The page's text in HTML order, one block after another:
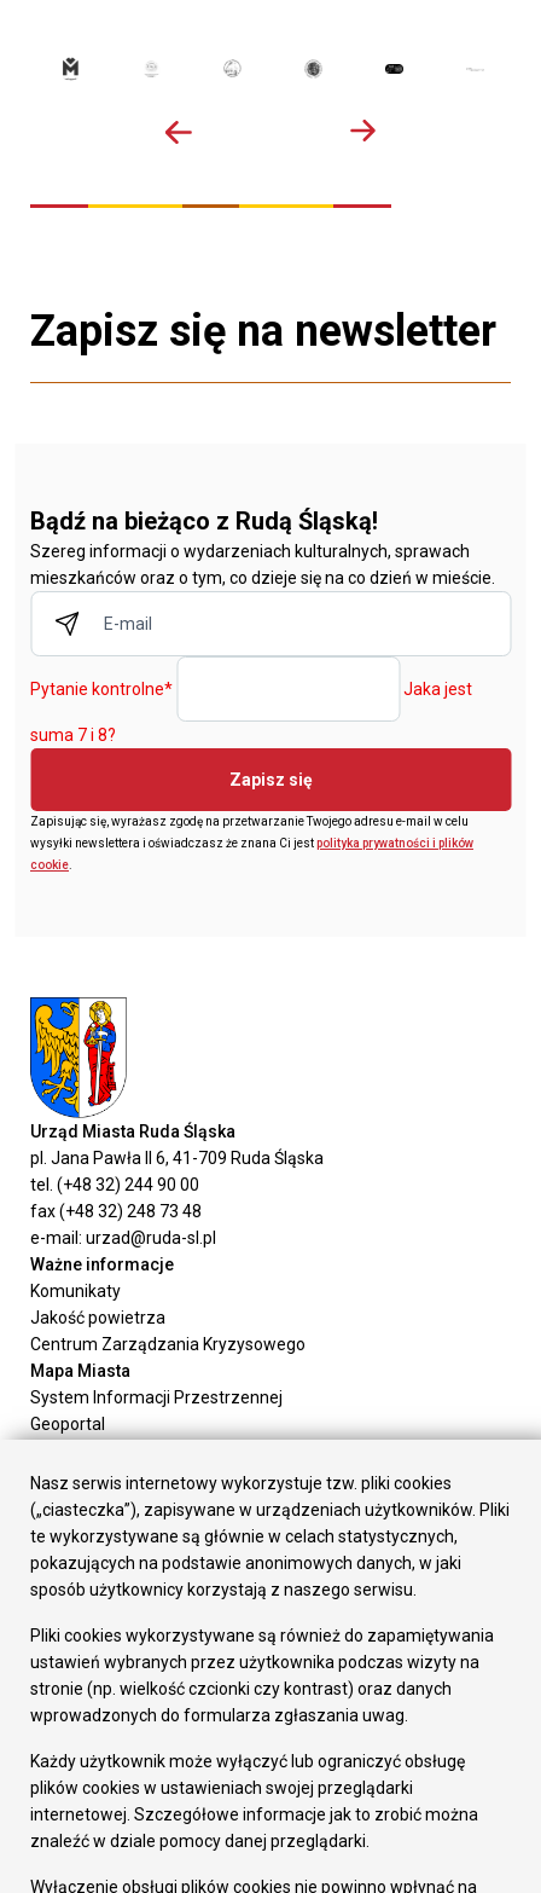
Zapisz się na newsletter
Bądź na bieżąco z Rudą Śląską!
Szereg informacji o wydarzeniach kulturalnych, sprawach
mieszkańców oraz o tym, co dzieje się na co dzień w mieście.
Pytanie kontrolne* Jaka jest
suma 7 i 8?
Zapisz się
Zapisując się, wyrażasz zgodę na przetwarzanie Twojego adresu e-mail w celu
wysyłki newslettera i oświadczasz że znana Ci jestpolityka prywatności i plików
cookie
Urząd Miasta Ruda Śląska
pl. Jana Pawła II 6, 41-709 Ruda Śląska
tel. (+48 32) 244 90 00
fax (+48 32) 248 73 48
e-mail: urzad@ruda-sl.pl
Ważne informacje
Komunikaty
Jakość powietrza
Centrum Zarządzania Kryzysowego
Mapa Miasta
System Informacji Przestrzennej
Geoportal
Załatw sprawę
Prezydent Miasta
Rada Miasta
Wydziały
Elektroniczna Skrzynka Podawcza
Gospodarka
Fundusze europejskie
Środki krajowe
Oferty inwestycyjne
Pozostałe
Deklaracja dostępności
Dane osobowe
Dodaj opinię o witrynie
Nasz serwis internetowy wykorzystuje tzw. pliki cookies
(„ciasteczka”), zapisywane w urządzeniach użytkowników. Pliki
te wykorzystywane są głównie w celach statystycznych,
pokazujących na podstawie anonimowych danych, w jaki
sposób użytkownicy korzystają z naszego serwisu.
Pliki cookies wykorzystywane są również do zapamiętywania
ustawień wybranych przez użytkownika podczas wizyty na
stronie (np. wielkość czcionki czy kontrast) oraz danych
wprowadzonych do formularza zgłaszania uwag.
Każdy użytkownik może wyłączyć lub ograniczyć obsługę
plików cookies w ustawieniach swojej przeglądarki
internetowej. Szczegółowe informacje jak to zrobić można
znaleźć w dziale pomocy danej przeglądarki.
Wyłączenie obsługi plików cookies nie powinno wpłynąć na